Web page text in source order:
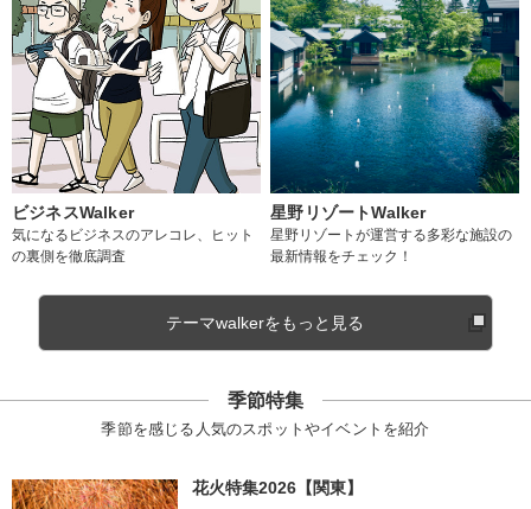
ビジネスWalker
気になるビジネスのアレコレ、ヒット
の裏側を徹底調査
星野リゾートWalker
星野リゾートが運営する多彩な施設の
最新情報をチェック！
テーマwalkerをもっと見る
季節特集
季節を感じる人気のスポットやイベントを紹介
花火特集2026【関東】